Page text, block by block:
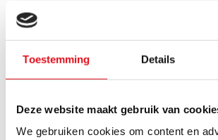
Toestemming Details
Deze website maakt gebruik van
We gebruiken cookies om content en
Wat is de levertijd van een
paneelradiator en wanneer
deze als ik een bestelling
Ik heb een (hybride)
gebruiken uit de website?